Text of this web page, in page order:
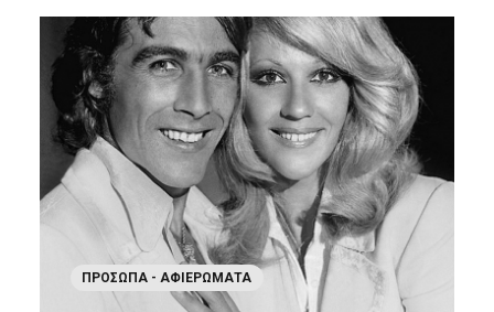
ΠΡΌΣΩΠΑ - ΑΦΙΕΡΏΜΑΤΑ